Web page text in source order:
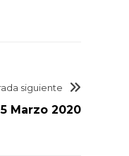
siguiente
Marzo 2020